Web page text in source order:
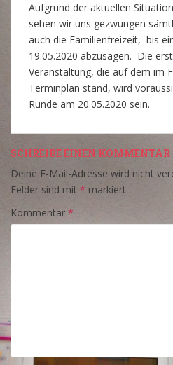
Aufgrund der aktuellen
sehen wir uns gezwungen
auch die Familienfreizeit, bis
19.05.2020 abzusagen. Die
Veranstaltung, die auf dem im
Terminplan stand, wird
Runde am 20.05.2020 sein.
SCHREIBE EINEN KOMMENTAR
Deine E-Mail-Adresse wird nicht
Felder sind mit * markiert
Kommentar *